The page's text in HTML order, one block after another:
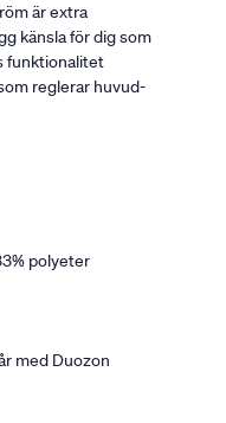
är extra
känsla för dig som
funktionalitet
reglerar huvud-
polyeter
med Duozon